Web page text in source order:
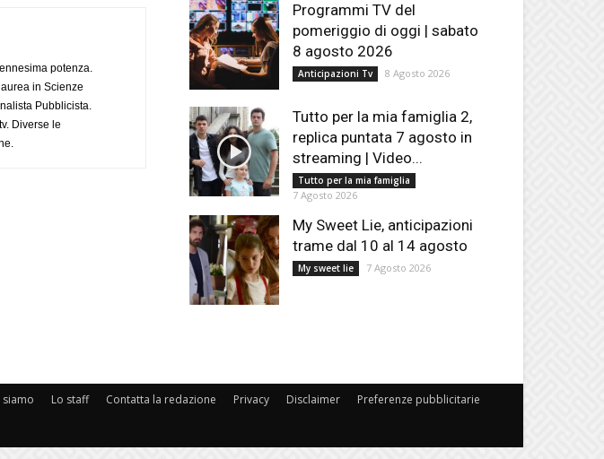
potenza.
in Scienze
Pubblicista.
Diverse le
Programmi TV del
pomeriggio di oggi | sabato
8 agosto 2026
Anticipazioni Tv 8 Agosto 2026
Tutto per la mia famiglia 2,
replica puntata 7 agosto in
streaming | Video...
Tutto per la mia famiglia
7 Agosto 2026
My Sweet Lie, anticipazioni
trame dal 10 al 14 agosto
My sweet lie 7 Agosto 2026
siamo Lo staff Contatta la redazione Privacy Disclaimer Preferenze pubblicitarie